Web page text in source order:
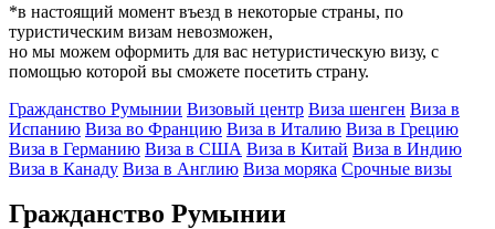
*в настоящий момент въезд в некоторые страны, по
туристическим визам невозможен,
но мы можем оформить для вас нетуристическую визу, с
помощью которой вы сможете посетить страну.
Гражданство Румынии Визовый центр Виза шенген Виза в
Испанию Виза во Францию Виза в Италию Виза в Грецию
Виза в Германию Виза в США Виза в Китай Виза в Индию
Виза в Канаду Виза в Англию Виза моряка Срочные визы
Гражданство Румынии